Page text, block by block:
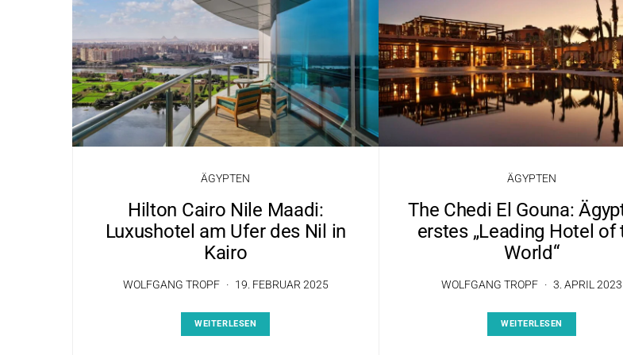
ÄGYPTEN
Hilton Cairo Nile Maadi:
Luxushotel am Ufer des Nil in
Kairo
WOLFGANG TROPF 19. FEBRUAR 2025
WEITERLESEN
ÄGYPTEN
The Chedi El Gouna:
erstes „Leading Hotel of
World“
WOLFGANG TROPF 3. APRIL 2023
WEITERLESEN